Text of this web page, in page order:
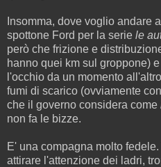
Insomma, dove voglio andare
spottone Ford per la serie le
però che frizione e
hanno quei km sul groppone)
l'occhio da un momento
fumi di scarico (ovviamente
che il governo considera come
non fa le bizze.
E' una compagna molto
attirare l'attenzione dei ladri,